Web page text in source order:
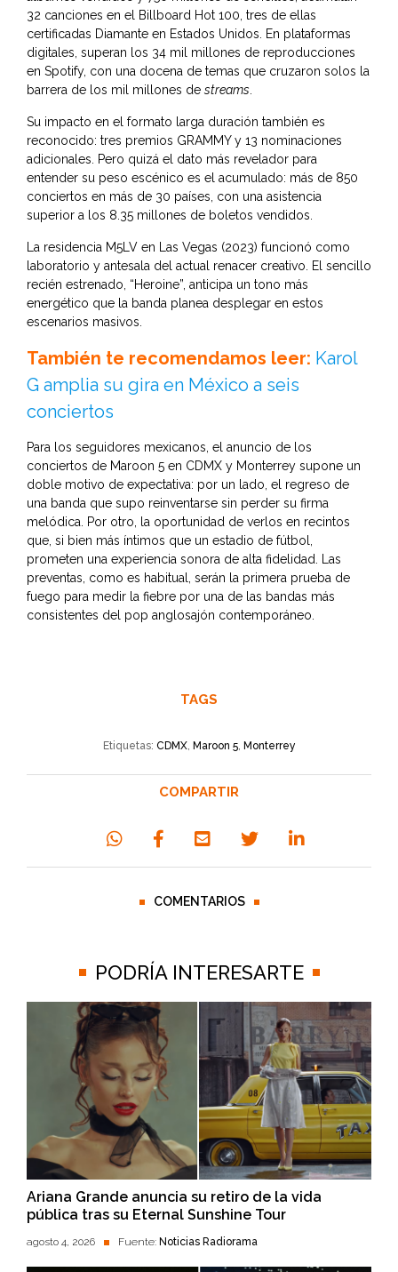
32 canciones en el Billboard Hot 100, tres de ellas
certificadas Diamante en Estados Unidos. En plataformas
digitales, superan los 34 mil millones de reproducciones
en Spotify, con una docena de temas que cruzaron solos la
barrera de los mil millones de streams.
Su impacto en el formato larga duración también es
reconocido: tres premios GRAMMY y 13 nominaciones
adicionales. Pero quizá el dato más revelador para
entender su peso escénico es el acumulado: más de 850
conciertos en más de 30 países, con una asistencia
superior a los 8.35 millones de boletos vendidos.
La residencia M5LV en Las Vegas (2023) funcionó como
laboratorio y antesala del actual renacer creativo. El sencillo
recién estrenado, “Heroine”, anticipa un tono más
energético que la banda planea desplegar en estos
escenarios masivos.
También te recomendamos leer: Karol
G amplia su gira en México a seis
conciertos
Para los seguidores mexicanos, el anuncio de los
conciertos de Maroon 5 en CDMX y Monterrey supone un
doble motivo de expectativa: por un lado, el regreso de
una banda que supo reinventarse sin perder su firma
melódica. Por otro, la oportunidad de verlos en recintos
que, si bien más íntimos que un estadio de fútbol,
prometen una experiencia sonora de alta fidelidad. Las
preventas, como es habitual, serán la primera prueba de
fuego para medir la fiebre por una de las bandas más
consistentes del pop anglosajón contemporáneo.
TAGS
Etiquetas: CDMX, Maroon 5, Monterrey
COMPARTIR
COMENTARIOS
PODRÍA INTERESARTE
Ariana Grande anuncia su retiro de la vida
pública tras su Eternal Sunshine Tour
agosto 4, 2026 Fuente: Noticias Radiorama